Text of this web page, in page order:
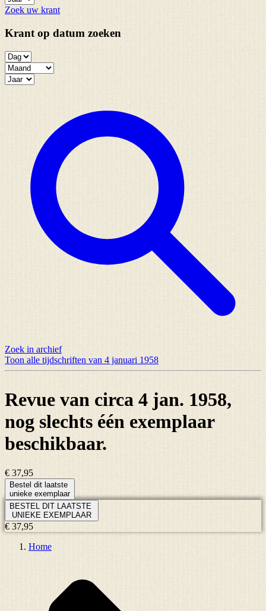
Zoek uw krant
Krant op datum zoeken
Zoek in archief
Toon alle tijdschriften van 4 januari 1958
Revue van circa 4 jan. 1958,
nog slechts één exemplaar
beschikbaar.
€ 37,95
Bestel dit laatste
unieke exemplaar
BESTEL DIT LAATSTE
UNIEKE EXEMPLAAR
€ 37,95
Home